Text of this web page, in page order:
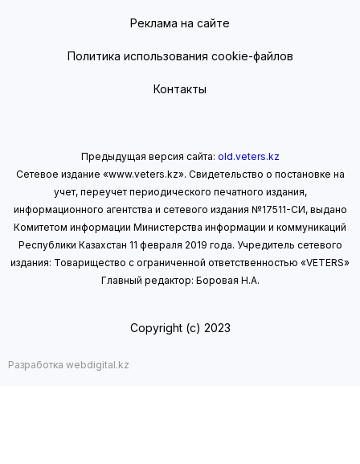
Реклама на сайте
Политика использования cookie-файлов
Контакты
Предыдущая версия сайта: old.veters.kz
Сетевое издание «www.veters.kz». Свидетельство о постановке на
учет, переучет периодического печатного издания,
информационного агентства и сетевого издания №17511-СИ, выдано
Комитетом информации Министерства информации и коммуникаций
Республики Казахстан 11 февраля 2019 года. Учредитель сетевого
издания: Товарищество с ограниченной ответственностью «VETERS»
Главный редактор: Боровая Н.А.
Copyright (с) 2023
Разработка webdigital.kz